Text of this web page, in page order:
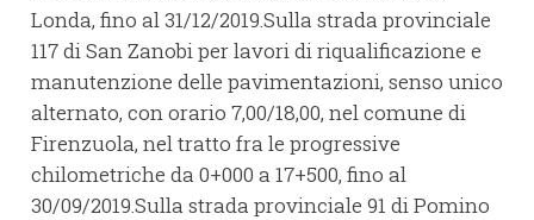
Londa, fino al 31/12/2019.Sulla strada provinciale
117 di San Zanobi per lavori di riqualificazione e
manutenzione delle pavimentazioni, senso unico
alternato, con orario 7,00/18,00, nel comune di
Firenzuola, nel tratto fra le progressive
chilometriche da 0+000 a 17+500, fino al
30/09/2019.Sulla strada provinciale 91 di Pomino